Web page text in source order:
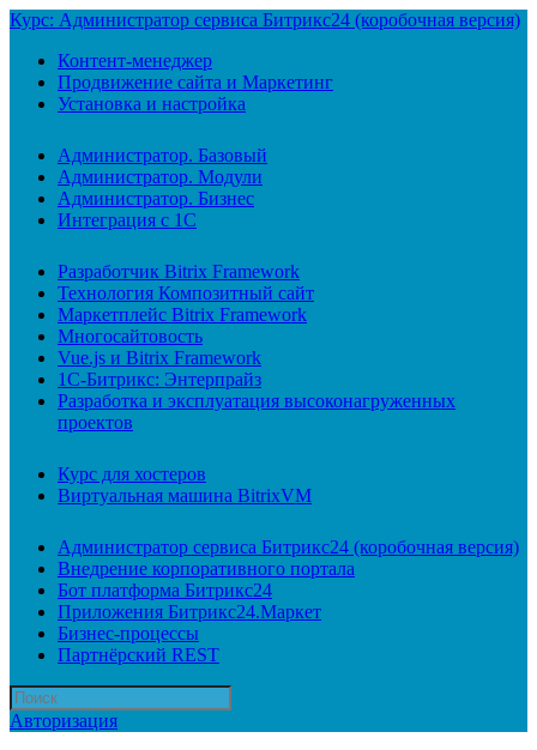
Курс: Администратор сервиса Битрикс24 (коробочная версия)
Контент-менеджер
Продвижение сайта и Маркетинг
Установка и настройка
Администратор. Базовый
Администратор. Модули
Администратор. Бизнес
Интеграция с 1С
Разработчик Bitrix Framework
Технология Композитный сайт
Маркетплейс Bitrix Framework
Многосайтовость
Vue.js и Bitrix Framework
1С-Битрикс: Энтерпрайз
Разработка и эксплуатация высоконагруженных
проектов
Курс для хостеров
Виртуальная машина BitrixVM
Администратор сервиса Битрикс24 (коробочная версия)
Внедрение корпоративного портала
Бот платформа Битрикс24
Приложения Битрикс24.Маркет
Бизнес-процессы
Партнёрский REST
Авторизация